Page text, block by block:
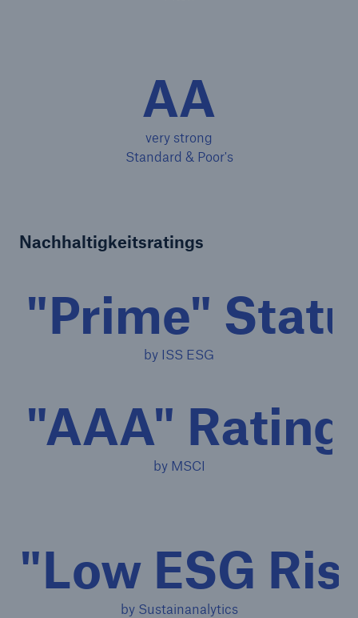
AA
very strong
Standard & Poor's
Nachhaltigkeitsratings
"Prime"
by ISS ESG
"AAA" Rating
by MSCI
"Low ESG
by Sustainanalytics
Beschaffung bei Munich Re
Konzerngeschichte